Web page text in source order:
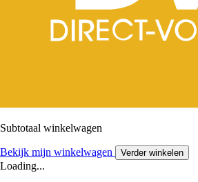
Subtotaal winkelwagen
Bekijk mijn winkelwagen Verder winkelen
Loading...